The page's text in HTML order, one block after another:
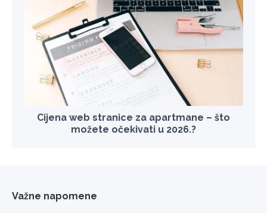
Cijena web stranice za apartmane – što
možete očekivati u 2026.?
Važne napomene